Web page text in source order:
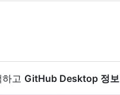
고 GitHub Desktop 정보